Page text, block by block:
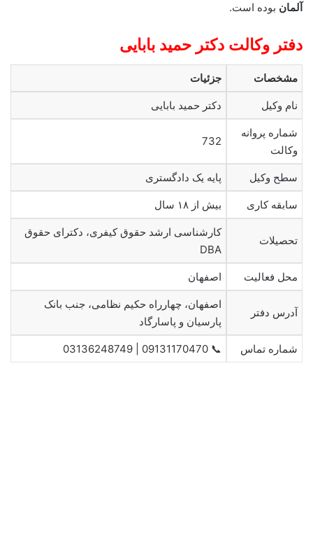
آلمان بوده است.
دفتر وکالت دکتر حمید بابایی
مشخصات جزئیات
نام وکیل دکتر حمید بابایی
شماره پروانه
وکالت
732
سطح وکیل پایه یک دادگستری
سابقه کاری بیش از ۱۸ سال
تحصیلات
کارشناسی ارشد حقوق کیفری، دکترای حقوق
DBA
محل فعالیت اصفهان
آدرس دفتر
اصفهان، چهارراه حکیم نظامی، جنب بانک
پارسیان و پاسارگاد
شماره تماس 📞 09131170470 | 03136248749